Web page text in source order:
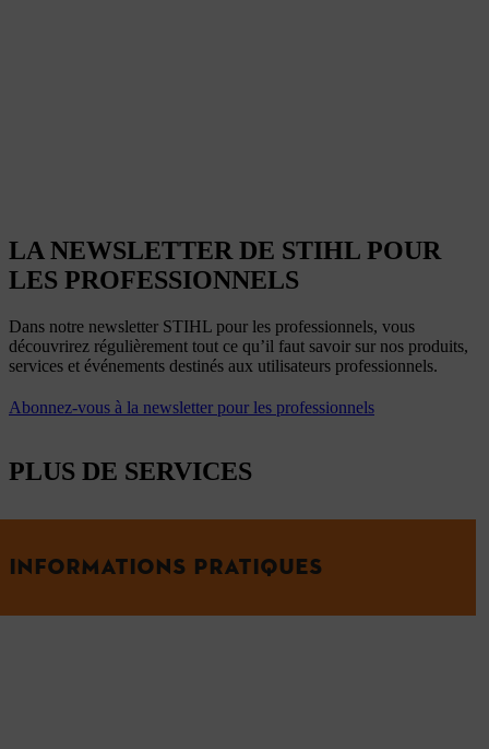
LA NEWSLETTER DE STIHL POUR
LES PROFESSIONNELS
Dans notre newsletter STIHL pour les professionnels, vous
découvrirez régulièrement tout ce qu’il faut savoir sur nos produits,
services et événements destinés aux utilisateurs professionnels.
Abonnez-vous à la newsletter pour les professionnels
PLUS DE SERVICES
INFORMATIONS PRATIQUES